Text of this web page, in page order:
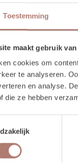
Toestemming
maakt gebruik
cookies om
te analyseren.
en analyse.
die ze hebben